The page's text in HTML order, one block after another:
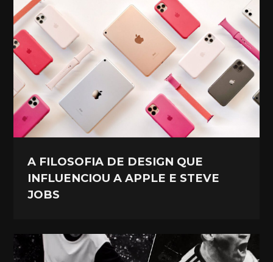
A FILOSOFIA DE DESIGN QUE
INFLUENCIOU A APPLE E STEVE
JOBS